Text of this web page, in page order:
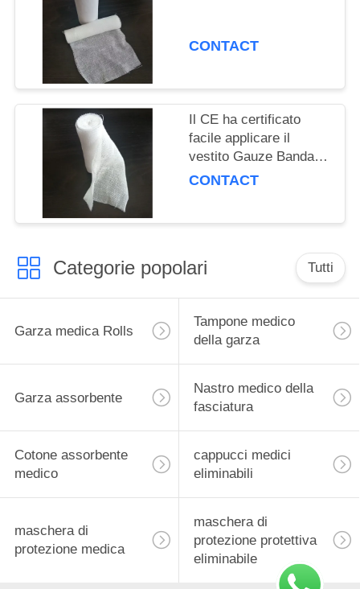
CONTACT
Il CE ha certificato
facile applicare il
vestito Gauze Bandage
Roll medico dalla
CONTACT
Categorie popolari Tutti
Garza medica Rolls
Tampone medico
della garza
Garza assorbente
Nastro medico della
fasciatura
Cotone assorbente
medico
cappucci medici
eliminabili
maschera di
protezione medica
maschera di
protezione protettiva
eliminabile